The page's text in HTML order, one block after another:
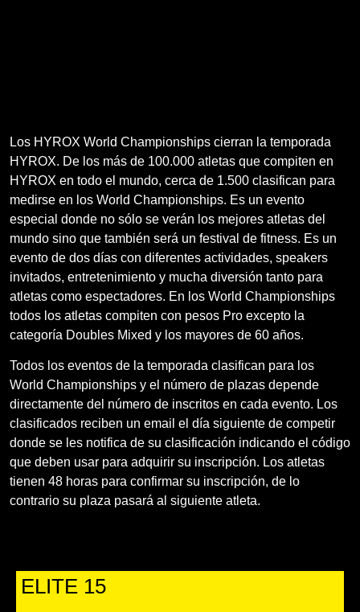
Los HYROX World Championships cierran la temporada
HYROX. De los más de 100.000 atletas que compiten en
HYROX en todo el mundo, cerca de 1.500 clasifican para
medirse en los World Championships. Es un evento
especial donde no sólo se verán los mejores atletas del
mundo sino que también será un festival de fitness. Es un
evento de dos días con diferentes actividades, speakers
invitados, entretenimiento y mucha diversión tanto para
atletas como espectadores. En los World Championships
todos los atletas compiten con pesos Pro excepto la
categoría Doubles Mixed y los mayores de 60 años.
Todos los eventos de la temporada clasifican para los
World Championships y el número de plazas depende
directamente del número de inscritos en cada evento. Los
clasificados reciben un email el día siguiente de competir
donde se les notifica de su clasificación indicando el código
que deben usar para adquirir su inscripción. Los atletas
tienen 48 horas para confirmar su inscripción, de lo
contrario su plaza pasará al siguiente atleta.
ELITE 15